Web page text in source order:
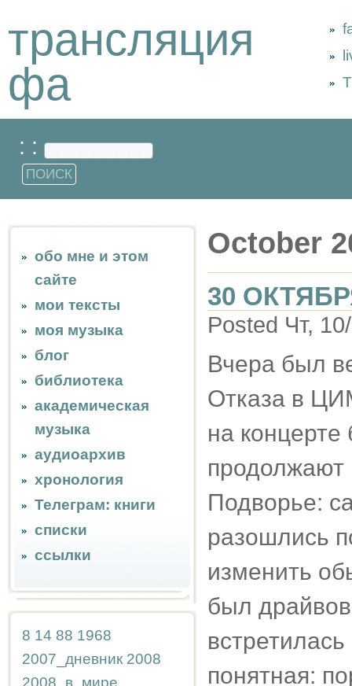
трансляция
фа
: :
обо мне и этом
сайте
мои тексты
моя музыка
блог
библиотека
академическая
музыка
аудиоархив
хронология
Телеграм: книги
списки
ссылки
8 14 88 1968
2007_дневник 2008
2008_в_мире
October
30
Posted Чт,
Вчера был
Отказа в
на
продолжают
Подворье:
разошлись
изменить
был
понятная: